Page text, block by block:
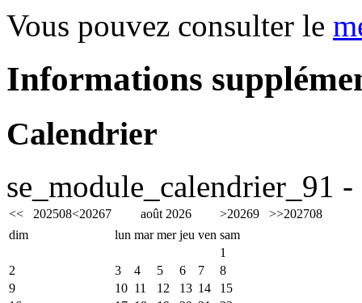
Vous pouvez consulter le
Informations
Calendrier
se_module_calendrier_91
<< 202508<20267 août 2026 >20269 >>202708
dim
lun mar mer jeu ven sam
1
2
3 4 5 6 7
8
9
10 11 12 13 14
15